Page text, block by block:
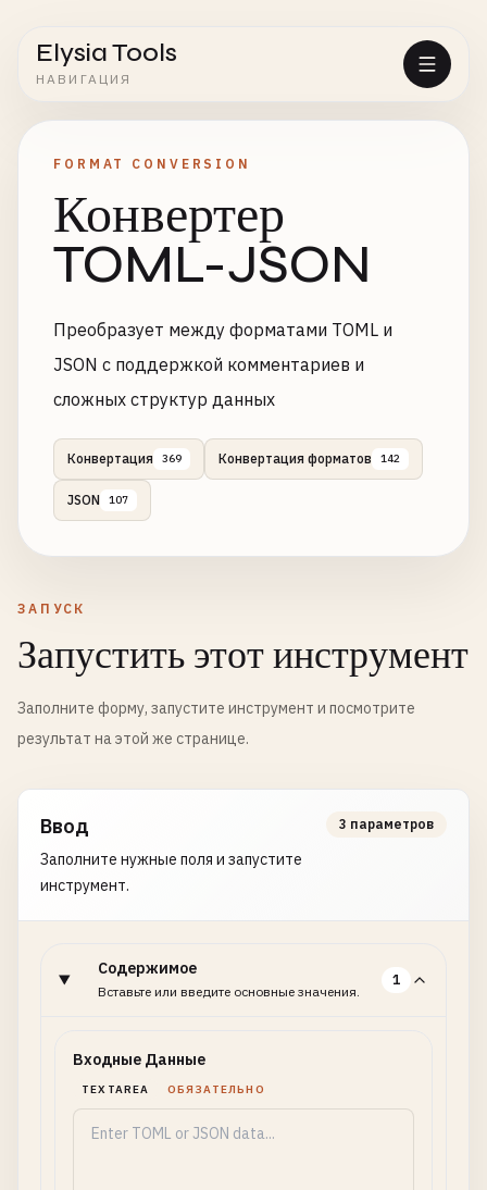
Elysia Tools
НАВИГАЦИЯ
FORMAT CONVERSION
Конвертер
TOML-JSON
Преобразует между форматами TOML и
JSON с поддержкой комментариев и
сложных структур данных
Конвертация 369 Конвертация форматов 142
JSON 107
ЗАПУСК
Запустить этот инструмент
Заполните форму, запустите инструмент и посмотрите
результат на этой же странице.
Ввод
Заполните нужные поля и запустите
инструмент.
3 параметров
Содержимое
Вставьте или введите основные значения.
1
Входные Данные
TEXTAREA ОБЯЗАТЕЛЬНО